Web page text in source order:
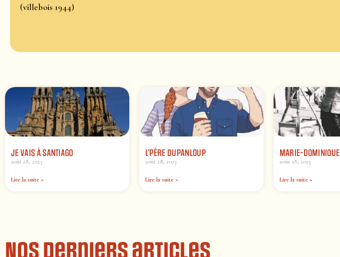
(villebois 1944)
JE VAIS À SANTIAGO
août 28, 2023
Lire la suite »
L’PÈRE DUPANLOUP
août 28, 2023
Lire la suite »
MARIE-DOMINIQUE
août 28, 2023
Lire la suite »